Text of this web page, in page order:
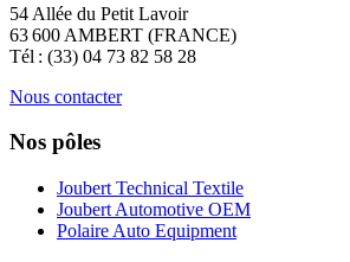
54 Allée du Petit Lavoir
63 600 AMBERT (FRANCE)
Tél : (33) 04 73 82 58 28
Nous contacter
Nos pôles
Joubert Technical Textile
Joubert Automotive OEM
Polaire Auto Equipment